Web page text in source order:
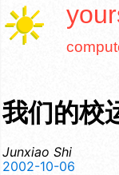
我们的校
Junxiao Shi
2002-10-06